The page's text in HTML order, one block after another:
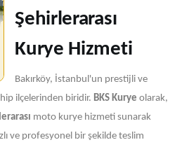
Şehirlerarası
Kurye Hizmeti
Bakırköy, İstanbul'un prestijli ve
ilçelerinden biridir. BKS Kurye olarak,
moto kurye hizmeti sunarak
ve profesyonel bir şekilde teslim